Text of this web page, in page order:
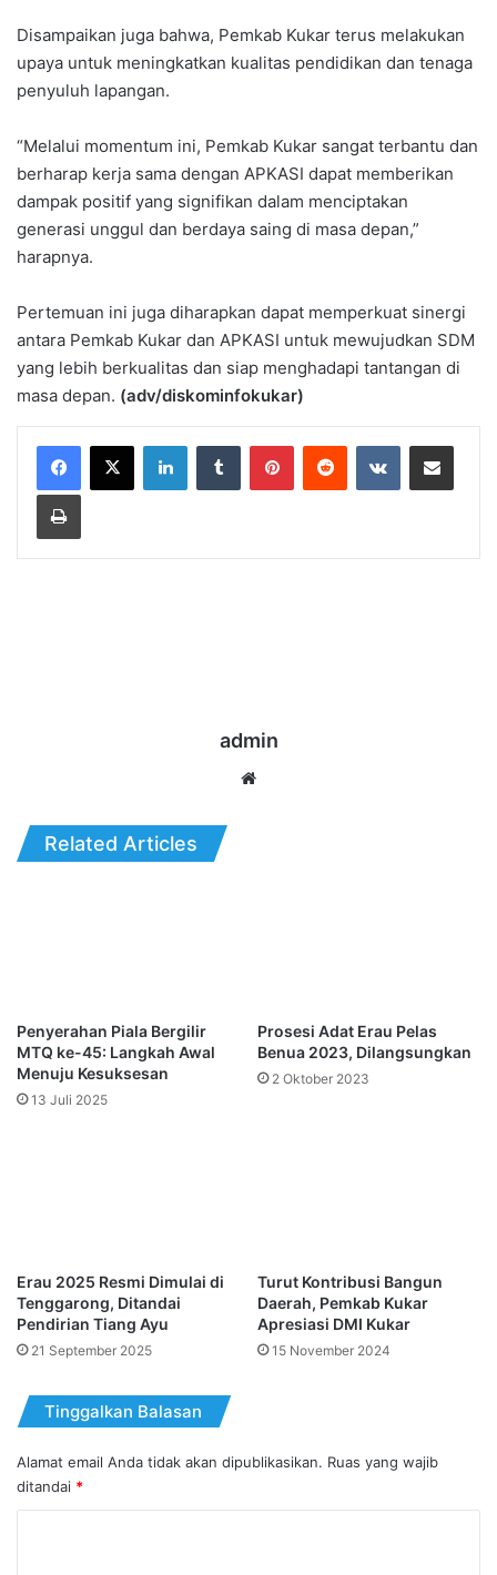
Disampaikan juga bahwa, Pemkab Kukar terus melakukan
upaya untuk meningkatkan kualitas pendidikan dan tenaga
penyuluh lapangan.
“Melalui momentum ini, Pemkab Kukar sangat terbantu dan
berharap kerja sama dengan APKASI dapat memberikan
dampak positif yang signifikan dalam menciptakan
generasi unggul dan berdaya saing di masa depan,”
harapnya.
Pertemuan ini juga diharapkan dapat memperkuat sinergi
antara Pemkab Kukar dan APKASI untuk mewujudkan SDM
yang lebih berkualitas dan siap menghadapi tantangan di
masa depan. (adv/diskominfokukar)
LinkedInTumblr PinterestReddit VKontakteShare via Email
Print
admin
Related Articles
Penyerahan Piala Bergilir
MTQ ke-45: Langkah Awal
Menuju Kesuksesan
13 Juli 2025
Prosesi Adat Erau Pelas
Benua 2023, Dilangsungkan
2 Oktober 2023
Erau 2025 Resmi Dimulai di
Tenggarong, Ditandai
Pendirian Tiang Ayu
21 September 2025
Turut Kontribusi Bangun
Daerah, Pemkab Kukar
Apresiasi DMI Kukar
15 November 2024
Tinggalkan Balasan
Alamat email Anda tidak akan dipublikasikan. Ruas yang wajib
ditandai *